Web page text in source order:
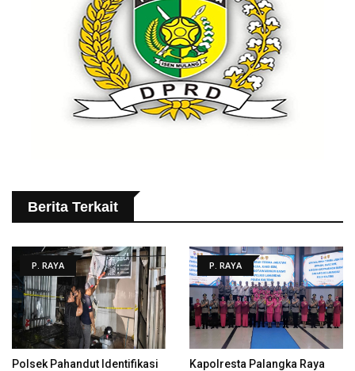
Berita Terkait
P. RAYA
Polsek Pahandut Identifikasi
P. RAYA
Kapolresta Palangka Raya